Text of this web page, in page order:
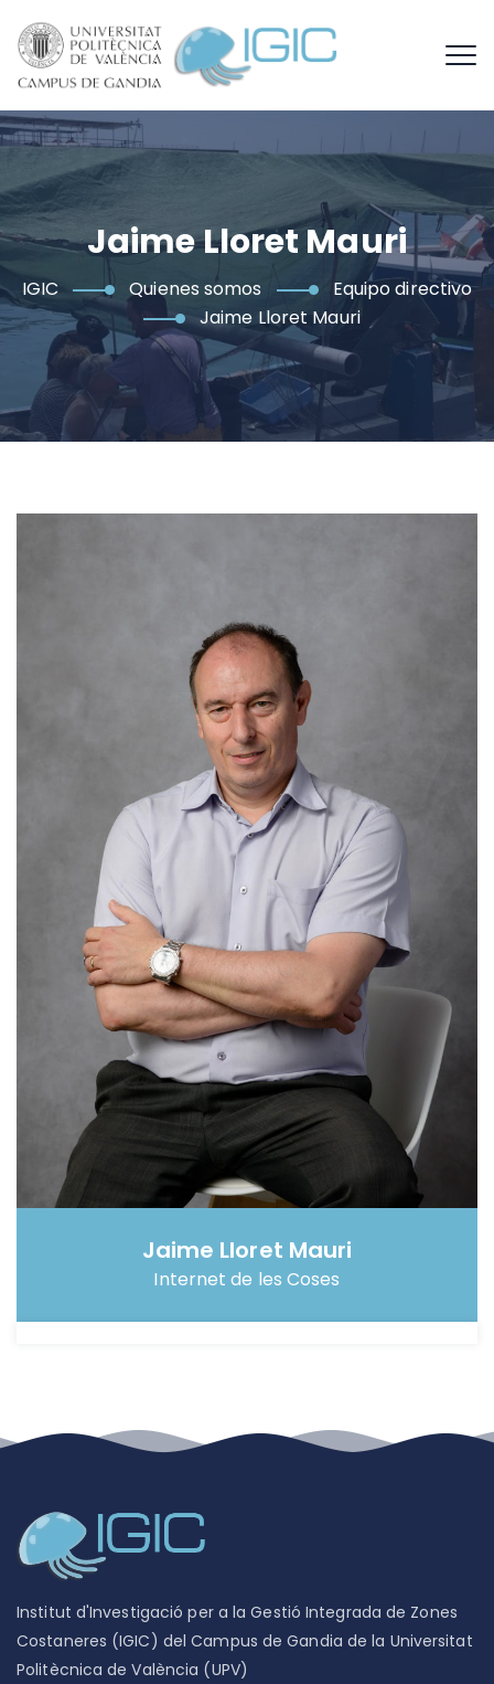
Jaime Lloret Mauri
IGIC Quienes somos
Equipo directivo
Jaime Lloret Mauri
Jaime Lloret Mauri
Internet de les Coses
Institut d'Investigació per a la Gestió Integrada de Zones
Costaneres (IGIC) del Campus de Gandia de la Universitat
Politècnica de València (UPV)